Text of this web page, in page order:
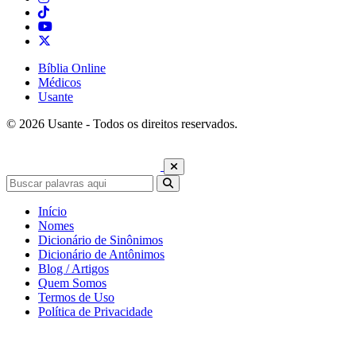
Bíblia Online
Médicos
Usante
© 2026 Usante - Todos os direitos reservados.
Início
Nomes
Dicionário de Sinônimos
Dicionário de Antônimos
Blog / Artigos
Quem Somos
Termos de Uso
Política de Privacidade